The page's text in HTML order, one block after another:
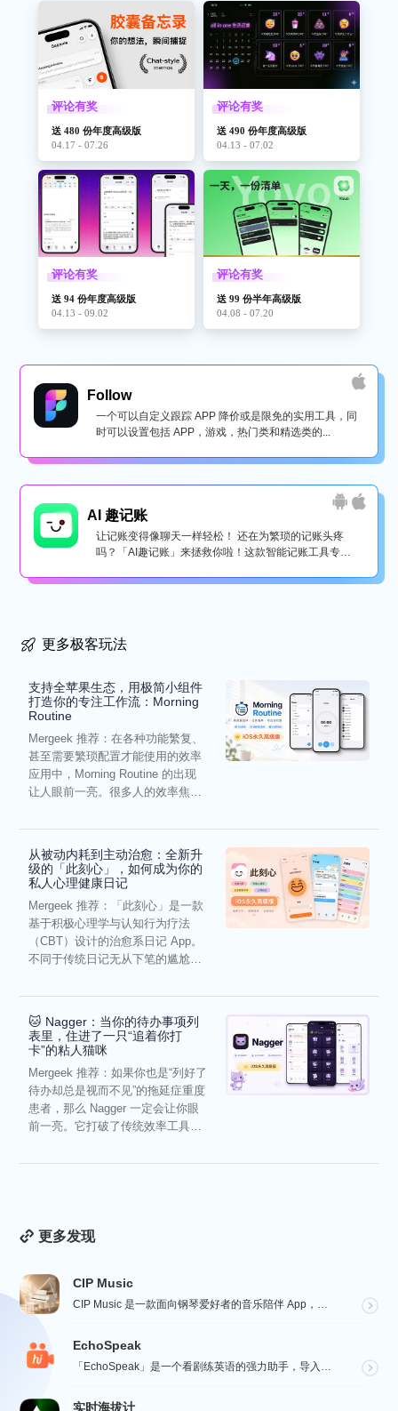
评论有奖
送 480 份年度高级版
04.17 - 07.26
评论有奖
送 490 份年度高级版
04.13 - 07.02
评论有奖
送 94 份年度高级版
04.13 - 09.02
评论有奖
送 99 份半年高级版
04.08 - 07.20
Follow
一个可以自定义跟踪 APP 降价或是限免的实用工具，同
时可以设置包括 APP，游戏，热门类和精选类的...
AI 趣记账
让记账变得像聊天一样轻松！ 还在为繁琐的记账头疼
吗？「AI趣记账」来拯救你啦！这款智能记账工具专为
更多极客玩法
支持全苹果生态，用极简小组件
打造你的专注工作流：Morning
Routine
Mergeek 推荐：在各种功能繁复、
甚至需要繁琐配置才能使用的效率
应用中，Morning Routine 的出现
让人眼前一亮。很多人的效率焦
从被动内耗到主动治愈：全新升
级的「此刻心」，如何成为你的
私人心理健康日记
Mergeek 推荐：「此刻心」是一款
基于积极心理学与认知行为疗法
（CBT）设计的治愈系日记 App。
不同于传统日记无从下笔的尴尬，
🐱 Nagger：当你的待办事项列
表里，住进了一只“追着你打
卡”的粘人猫咪
Mergeek 推荐：如果你也是“列好了
待办却总是视而不见”的拖延症重度
患者，那么 Nagger 一定会让你眼
前一亮。它打破了传统效率工具冰
更多发现
CIP Music
CIP Music 是一款面向钢琴爱好者的音乐陪伴 App，收录热门影视、动漫、游戏与最新 K-PO...
EchoSpeak
「EchoSpeak」是一个看剧练英语的强力助手，导入一个没有字幕的英语视频，可生成字幕，自动分词与...
实时海拔计